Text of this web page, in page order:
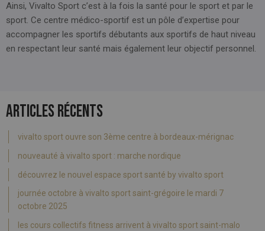
Ainsi, Vivalto Sport c’est à la fois la santé pour le sport et par le
sport. Ce centre médico-sportif est un pôle d’expertise pour
accompagner les sportifs débutants aux sportifs de haut niveau
en respectant leur santé mais également leur objectif personnel.
ARTICLES RÉCENTS
vivalto sport ouvre son 3ème centre à bordeaux-mérignac
nouveauté à vivalto sport : marche nordique
découvrez le nouvel espace sport santé by vivalto sport
journée octobre à vivalto sport saint-grégoire le mardi 7
octobre 2025
les cours collectifs fitness arrivent à vivalto sport saint-malo